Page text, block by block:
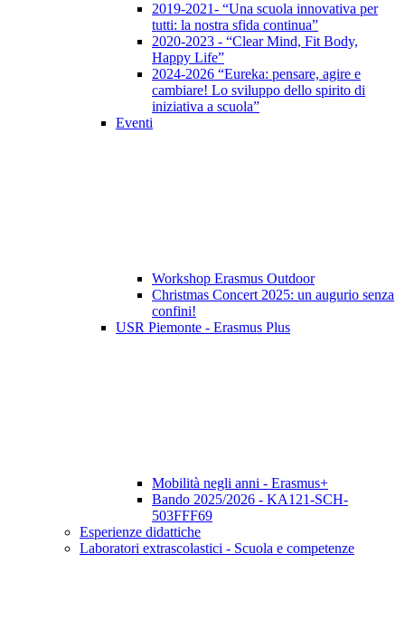
2019-2021- “Una scuola innovativa per
tutti: la nostra sfida continua”
2020-2023 - “Clear Mind, Fit Body,
Happy Life”
2024-2026 “Eureka: pensare, agire e
cambiare! Lo sviluppo dello spirito di
iniziativa a scuola”
Eventi
Workshop Erasmus Outdoor
Christmas Concert 2025: un augurio senza
confini!
USR Piemonte - Erasmus Plus
Mobilità negli anni - Erasmus+
Bando 2025/2026 - KA121-SCH-
503FFF69
Esperienze didattiche
Laboratori extrascolastici - Scuola e competenze